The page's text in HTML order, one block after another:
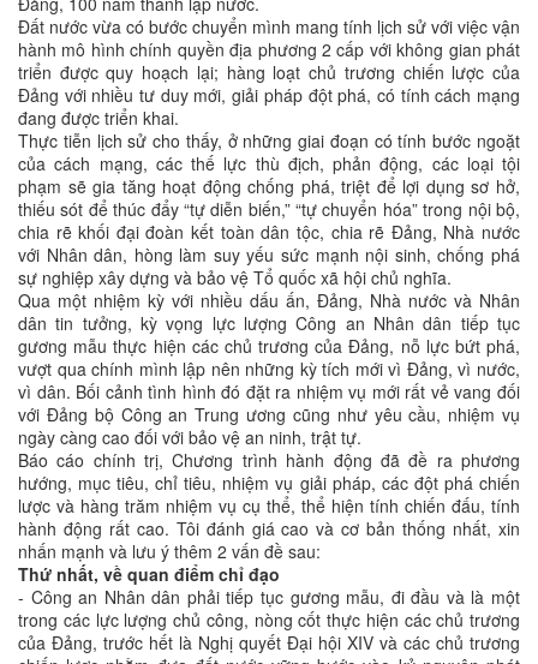
Đất nước vừa có bước chuyển mình mang tính lịch sử với việc vận
hành mô hình chính quyền địa phương 2 cấp với không gian phát
triển được quy hoạch lại; hàng loạt chủ trương chiến lược của
Đảng với nhiều tư duy mới, giải pháp đột phá, có tính cách mạng
đang được triển khai.
Thực tiễn lịch sử cho thấy, ở những giai đoạn có tính bước ngoặt
của cách mạng, các thế lực thù địch, phản động, các loại tội
phạm sẽ gia tăng hoạt động chống phá, triệt để lợi dụng sơ hở,
thiếu sót để thúc đẩy “tự diễn biến,” “tự chuyển hóa” trong nội bộ,
chia rẽ khối đại đoàn kết toàn dân tộc, chia rẽ Đảng, Nhà nước
với Nhân dân, hòng làm suy yếu sức mạnh nội sinh, chống phá
sự nghiệp xây dựng và bảo vệ Tổ quốc xã hội chủ nghĩa.
Qua một nhiệm kỳ với nhiều dấu ấn, Đảng, Nhà nước và Nhân
dân tin tưởng, kỳ vọng lực lượng Công an Nhân dân tiếp tục
gương mẫu thực hiện các chủ trương của Đảng, nỗ lực bứt phá,
vượt qua chính mình lập nên những kỳ tích mới vì Đảng, vì nước,
vì dân. Bối cảnh tình hình đó đặt ra nhiệm vụ mới rất vẻ vang đối
với Đảng bộ Công an Trung ương cũng như yêu cầu, nhiệm vụ
ngày càng cao đối với bảo vệ an ninh, trật tự.
Báo cáo chính trị, Chương trình hành động đã đề ra phương
hướng, mục tiêu, chỉ tiêu, nhiệm vụ giải pháp, các đột phá chiến
lược và hàng trăm nhiệm vụ cụ thể, thể hiện tính chiến đấu, tính
hành động rất cao. Tôi đánh giá cao và cơ bản thống nhất, xin
nhấn mạnh và lưu ý thêm 2 vấn đề sau:
Thứ nhất, về quan điểm chỉ đạo
- Công an Nhân dân phải tiếp tục gương mẫu, đi đầu và là một
trong các lực lượng chủ công, nòng cốt thực hiện các chủ trương
của Đảng, trước hết là Nghị quyết Đại hội XIV và các chủ trương